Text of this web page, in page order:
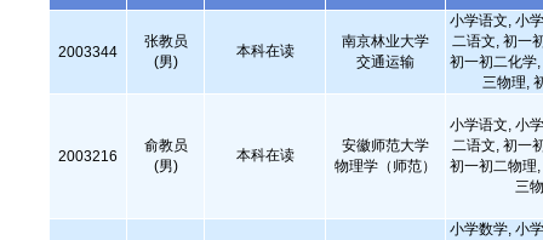
2003344
张教员
(男)
本科在读
南京林业大学
交通运输
小学语文, 小
二语文, 初一
初一初二化学
三物理,
2003216
俞教员
(男)
本科在读
安徽师范大学
物理学（师范）
小学语文, 小
二语文, 初一
初一初二物理
三
小学数学, 小